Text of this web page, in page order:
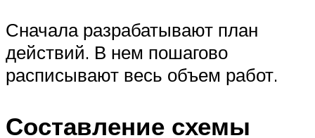
Сначала разрабатывают план
действий. В нем пошагово
расписывают весь объем работ.
Составление схемы